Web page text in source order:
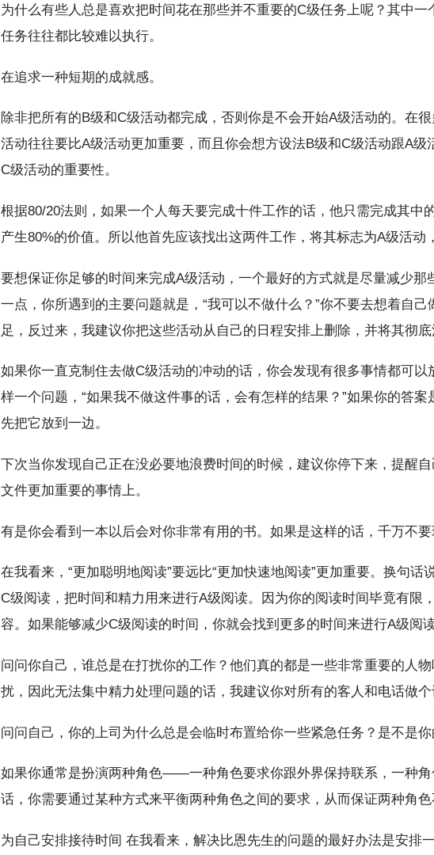
为什么有些人总是喜欢把时间花在那些并不重要的C级任务上呢？其中
任务往往都比较难以执行。
在追求一种短期的成就感。
除非把所有的B级和C级活动都完成，否则你是不会开始A级活动的。在
活动往往要比A级活动更加重要，而且你会想方设法B级和C级活动跟A级
C级活动的重要性。
根据80/20法则，如果一个人每天要完成十件工作的话，他只需完成其中
产生80%的价值。所以他首先应该找出这两件工作，将其标志为A级活动
要想保证你足够的时间来完成A级活动，一个最好的方式就是尽量减少那
一点，你所遇到的主要问题就是，“我可以不做什么？”你不要去想着自
足，反过来，我建议你把这些活动从自己的日程安排上删除，并将其彻底
如果你一直克制住去做C级活动的冲动的话，你会发现有很多事情都可
样一个问题，“如果我不做这件事的话，会有怎样的结果？”如果你的答案
先把它放到一边。
下次当你发现自己正在没必要地浪费时间的时候，建议你停下来，提醒
文件更加重要的事情上。
有是你会看到一本以后会对你非常有用的书。如果是这样的话，千万不要
在我看来，“更加聪明地阅读”要远比“更加快速地阅读”更加重要。换句话
C级阅读，把时间和精力用来进行A级阅读。因为你的阅读时间毕竟有限
容。如果能够减少C级阅读的时间，你就会找到更多的时间来进行A级阅读
问问你自己，谁总是在打扰你的工作？他们真的都是一些非常重要的人
扰，因此无法集中精力处理问题的话，我建议你对所有的客人和电话做个
问问自己，你的上司为什么总是会临时布置给你一些紧急任务？是不是
如果你通常是扮演两种角色——一种角色要求你跟外界保持联系，一种
话，你需要通过某种方式来平衡两种角色之间的要求，从而保证两种角色
为自己安排接待时间 在我看来，解决比恩先生的问题的最好办法是安排一